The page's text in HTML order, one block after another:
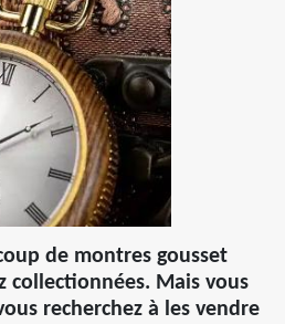
de montres gousset
collectionnées. Mais vous
recherchez à les vendre